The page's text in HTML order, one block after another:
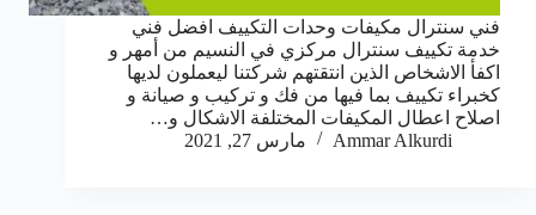
فني سنترال مكيفات وحدات التكييف افضل فني
خدمة تكييف سنترال مركزي في النسيم من أمهر و
اكفأ الاشخاص الذين انتقتهم شركتنا ليعملون لديها
كخبراء تكييف بما فيها من فك و تركيب و صيانة و
اصلاح اعطال المكيفات المختلفة الاشكال و…
Ammar Alkurdi
مارس 27, 2021